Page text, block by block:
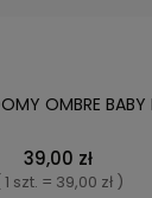
KOSZYKA
OMBRE BABY
39,00 zł
1 szt. = 39,00 zł )